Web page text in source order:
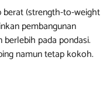
(strength-to-weight
pembangunan
pada pondasi.
namun tetap kokoh.